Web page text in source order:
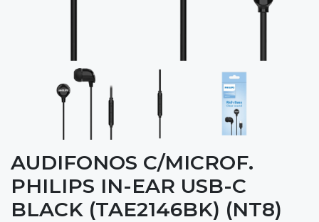
AUDIFONOS C/MICROF.
PHILIPS IN-EAR USB-C
BLACK (TAE2146BK) (NT8)